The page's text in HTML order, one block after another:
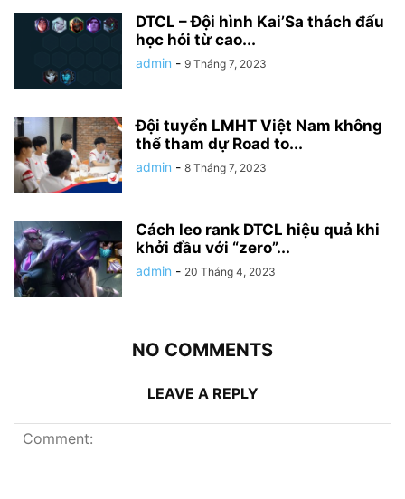
DTCL – Đội hình Kai’Sa thách đấu
học hỏi từ cao...
admin - 9 Tháng 7, 2023
Đội tuyển LMHT Việt Nam không
thể tham dự Road to...
admin - 8 Tháng 7, 2023
Cách leo rank DTCL hiệu quả khi
khởi đầu với “zero”...
admin - 20 Tháng 4, 2023
NO COMMENTS
LEAVE A REPLY